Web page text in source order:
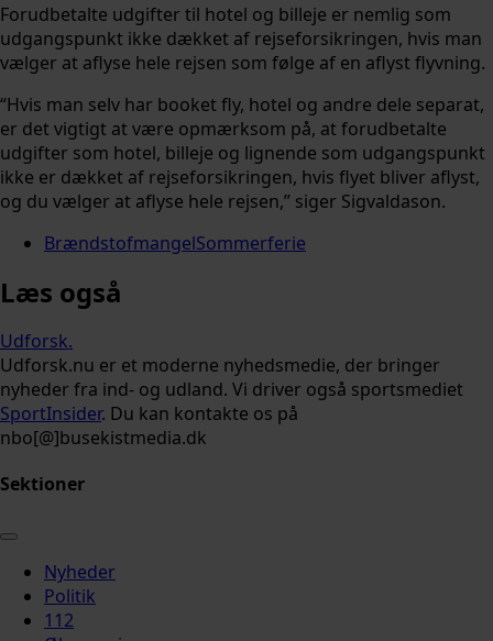
Forudbetalte udgifter til hotel og billeje er nemlig som
udgangspunkt ikke dækket af rejseforsikringen, hvis man
vælger at aflyse hele rejsen som følge af en aflyst flyvning.
“Hvis man selv har booket fly, hotel og andre dele separat,
er det vigtigt at være opmærksom på, at forudbetalte
udgifter som hotel, billeje og lignende som udgangspunkt
ikke er dækket af rejseforsikringen, hvis flyet bliver aflyst,
og du vælger at aflyse hele rejsen,” siger Sigvaldason.
BrændstofmangelSommerferie
Læs også
Udforsk.
Udforsk.nu er et moderne nyhedsmedie, der bringer
nyheder fra ind- og udland. Vi driver også sportsmediet
SportInsider. Du kan kontakte os på
nbo[@]busekistmedia.dk
Sektioner
Nyheder
Politik
112